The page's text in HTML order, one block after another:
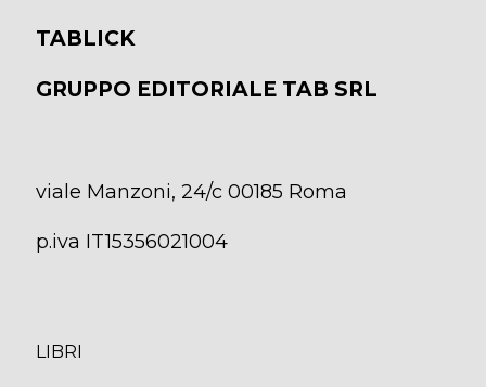
TABLICK
GRUPPO EDITORIALE TAB SRL
viale Manzoni, 24/c 00185 Roma
p.iva IT15356021004
LIBRI